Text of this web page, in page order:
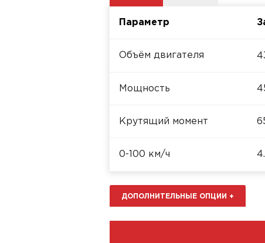
Параметр
Объём двигателя
Мощность
Крутящий момент
0-100 км/ч
ДОПОЛНИТЕЛЬНЫЕ ОПЦИИ +